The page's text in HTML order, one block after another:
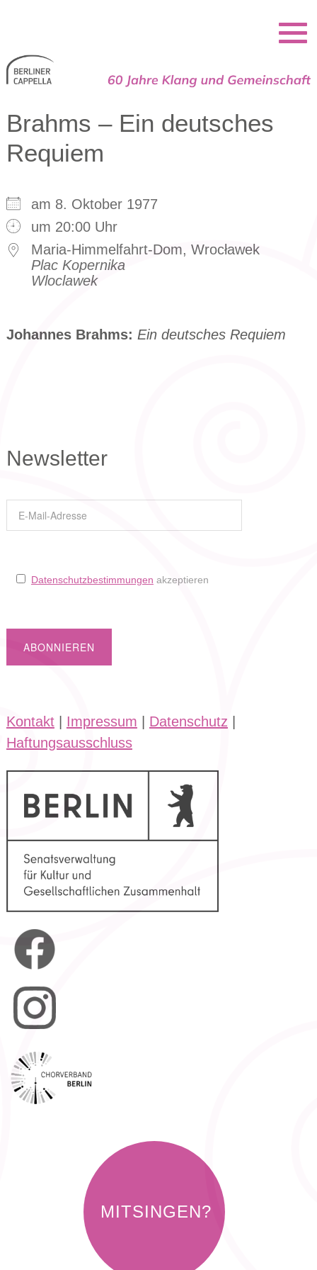
Brahms – Ein deutsches
Requiem
am 8. Oktober 1977
um 20:00 Uhr
Maria-Himmelfahrt-Dom, Wrocławek
Plac Kopernika
Wloclawek
Johannes Brahms: Ein deutsches Requiem
Newsletter
Datenschutzbestimmungen akzeptieren
Kontakt| Impressum Datenschutz
Haftungsausschluss
MITSINGEN?